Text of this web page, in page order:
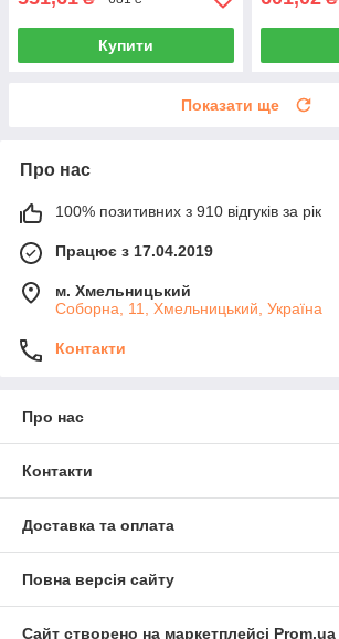
Купити
Показати ще
Про нас
100% позитивних з 910 відгуків за рік
Працює з 17.04.2019
м. Хмельницький
Соборна, 11, Хмельницький, Україна
Контакти
Про нас
Контакти
Доставка та оплата
Повна версія сайту
Сайт створено на маркетплейсі Prom.ua